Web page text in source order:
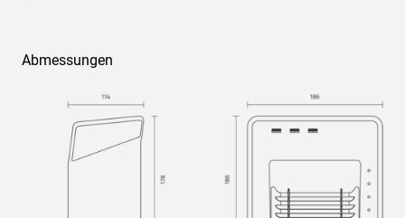
Abmessungen